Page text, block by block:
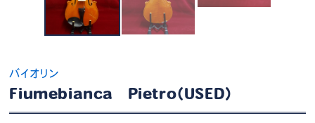
バイオリン
Fiumebianca Pietro（USED）